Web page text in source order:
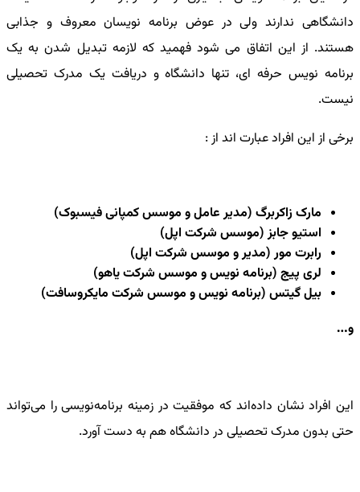
دانشگاهی ندارند ولی در عوض برنامه نویسان معروف و جذابی
هستند. از این اتفاق می شود فهمید که لازمه تبدیل شدن به یک
برنامه نویس حرفه ای، تنها دانشگاه و دریافت یک مدرک تحصیلی
نیست.
برخی از این افراد عبارت اند از :
مارک زاکربرگ (مدیر عامل و موسس کمپانی فیسبوک)
استیو جابز (موسس شرکت اپل)
رابرت مور (مدیر و موسس شرکت اپل)
لری پیج (برنامه نویس و موسس شرکت یاهو)
بیل گیتس (برنامه نویس و موسس شرکت مایکروسافت)
و…
این افراد نشان داده‌اند که موفقیت در زمینه برنامه‌نویسی را می‌تواند
حتی بدون مدرک تحصیلی در دانشگاه هم به دست آورد.